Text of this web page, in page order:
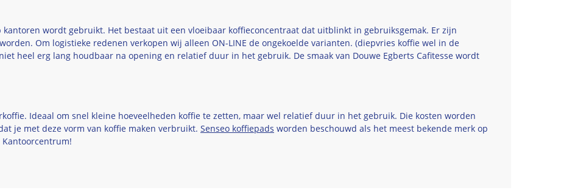
kantoren wordt gebruikt. Het bestaat uit een vloeibaar koffieconcentraat dat uitblinkt in gebruiksgemak. Er zijn
Om logistieke redenen verkopen wij alleen ON-LINE de ongekoelde varianten. (diepvries koffie wel in de
heel erg lang houdbaar na opening en relatief duur in het gebruik. De smaak van Douwe Egberts Cafitesse wordt
Ideaal om snel kleine hoeveelheden koffie te zetten, maar wel relatief duur in het gebruik. Die kosten worden
je met deze vorm van koffie maken verbruikt. Senseo koffiepads worden beschouwd als het meest bekende merk op